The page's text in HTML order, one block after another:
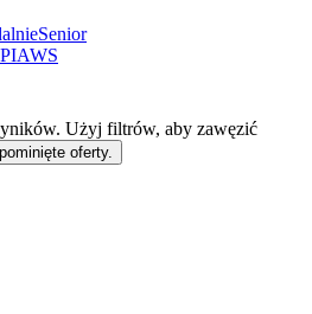
Senior
AWS
. Użyj filtrów, aby zawęzić
oferty.